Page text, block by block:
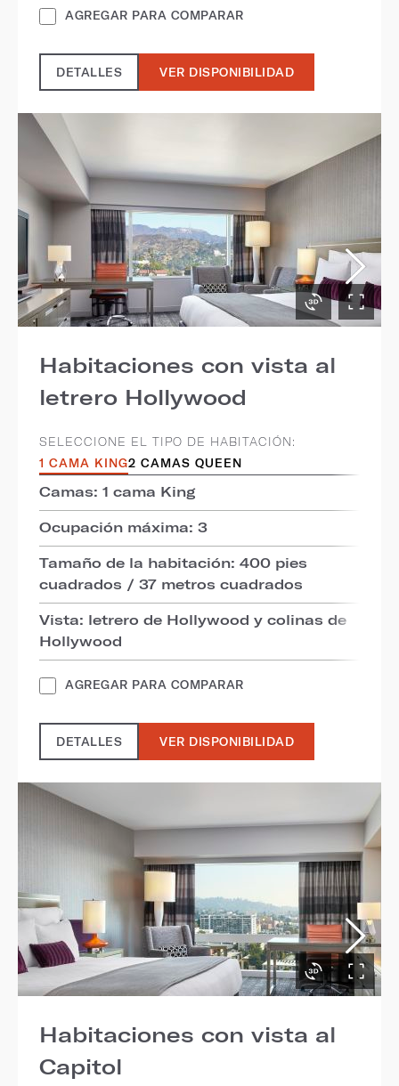
AGREGAR PARA COMPARAR
DETALLES VER DISPONIBILIDAD
Habitaciones con vista al
letrero Hollywood
SELECCIONE EL TIPO DE HABITACIÓN:
1 CAMA KING2 CAMAS QUEEN
Camas: 1 cama King
Ocupación máxima: 3
Tamaño de la habitación: 400 pies
cuadrados / 37 metros cuadrados
Vista: letrero de Hollywood y colinas de
Hollywood
AGREGAR PARA COMPARAR
DETALLES VER DISPONIBILIDAD
Habitaciones con vista al
Capitol